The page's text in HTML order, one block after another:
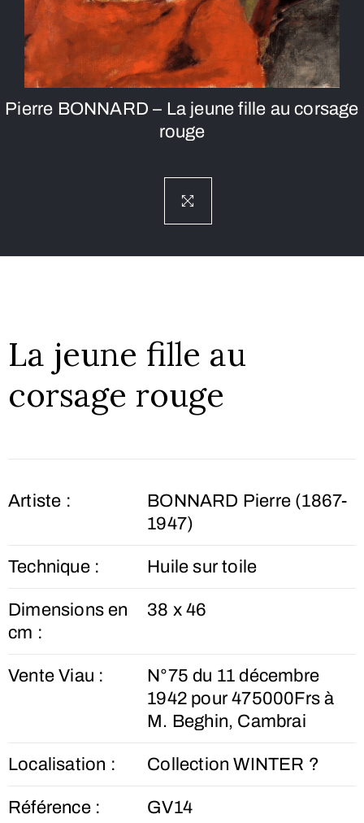
Pierre BONNARD – La jeune fille au corsage
rouge
La jeune fille au
corsage rouge
Artiste :
BONNARD Pierre (1867-
1947)
Technique : Huile sur toile
Dimensions en
cm :
38 x 46
Vente Viau :
N°75 du 11 décembre
1942 pour 475000Frs à
M. Beghin, Cambrai
Localisation : Collection WINTER ?
Référence : GV14